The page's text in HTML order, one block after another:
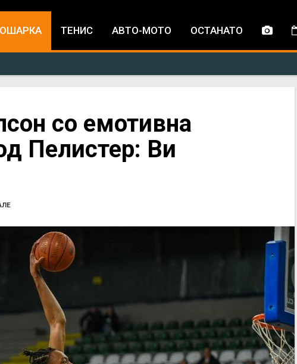
ТЕНИС АВТО-МОТО ОСТАНАТО
со емотивна
Пелистер: Ви